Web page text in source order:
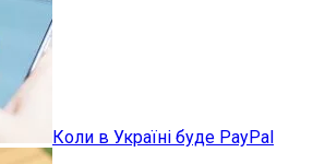
Коли в Україні буде PayPal